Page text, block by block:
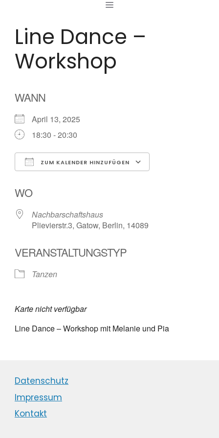
springen
MENÜ
Line Dance –
Workshop
WANN
April 13, 2025
18:30 - 20:30
ZUM KALENDER HINZUFÜGEN
WO
Nachbarschaftshaus
Plievierstr.3, Gatow, Berlin, 14089
VERANSTALTUNGSTYP
Tanzen
Karte nicht verfügbar
Line Dance – Workshop mit Melanie und Pia
Datenschutz
Impressum
Kontakt